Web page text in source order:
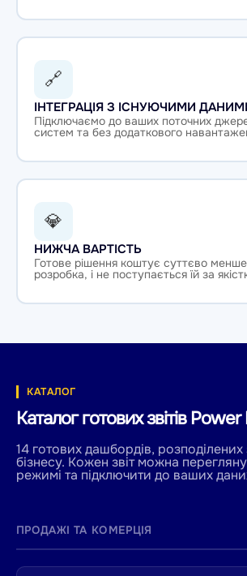
🔗
ІНТЕГРАЦІЯ З ІСНУЮЧИМИ
Підключаємо до ваших поточних
систем та без додаткового
💎
НИЖЧА ВАРТІСТЬ
Готове рішення коштує суттєво
розробка, і не поступається їй за
КАТАЛОГ
Каталог готових звітів Power
14 готових дашбордів,
бізнесу. Кожен звіт можна
режимі та підключити до ваших
ПРОДАЖІ ТА КОМЕРЦІЯ